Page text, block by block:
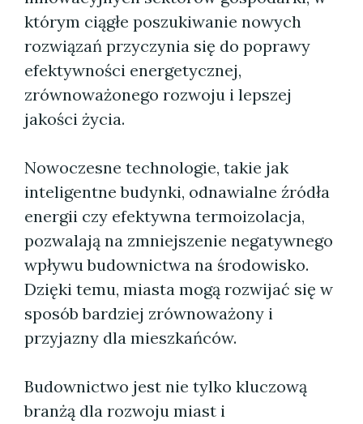
którym ciągłe poszukiwanie nowych
rozwiązań przyczynia się do poprawy
efektywności energetycznej,
zrównoważonego rozwoju i lepszej
jakości życia.
Nowoczesne technologie, takie jak
inteligentne budynki, odnawialne źródła
energii czy efektywna termoizolacja,
pozwalają na zmniejszenie negatywnego
wpływu budownictwa na środowisko.
Dzięki temu, miasta mogą rozwijać się w
sposób bardziej zrównoważony i
przyjazny dla mieszkańców.
Budownictwo jest nie tylko kluczową
branżą dla rozwoju miast i